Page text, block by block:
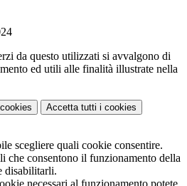
da questo utilizzati si avvalgono di
ed utili alle finalità illustrate nella
Accetta tutti i cookies
scegliere quali cookie consentire.
che consentono il funzionamento della
disabilitarli.